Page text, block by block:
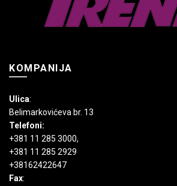
KOMPANIJA
Ulica:
Belimarkovićeva br. 13
Telefoni:
+381 11 285 3000,
+381 11 285 2929
+38162422647
Fax: